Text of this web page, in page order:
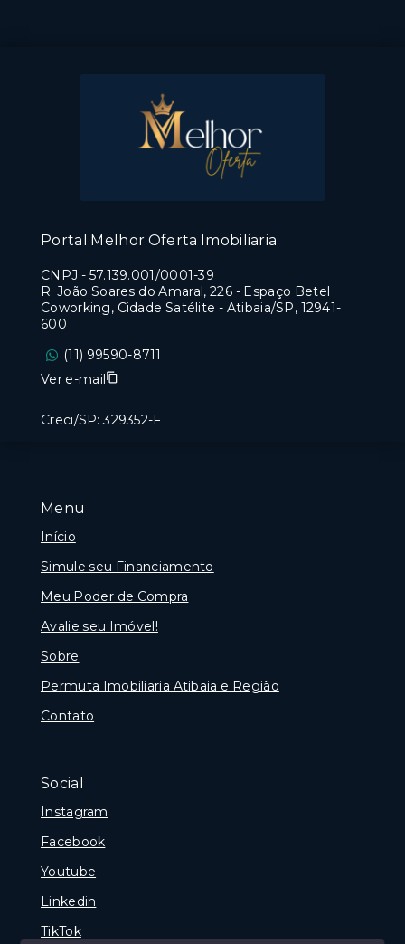
Menu
Início
Simule seu Financiamento
Meu Poder de Compra
Avalie seu Imóvel!
Sobre
Permuta Imobiliaria Atibaia e Região
Contato
Social
Instagram
Facebook
Youtube
Linkedin
TikTok
Portal Melhor Oferta Imobiliaria
CNPJ - 57.139.001/0001-39
R. João Soares do Amaral, 226 - Espaço Betel
Coworking, Cidade Satélite - Atibaia/SP, 12941-
600
(11) 99590-8711
Ver e-mail
Creci/SP: 329352-F